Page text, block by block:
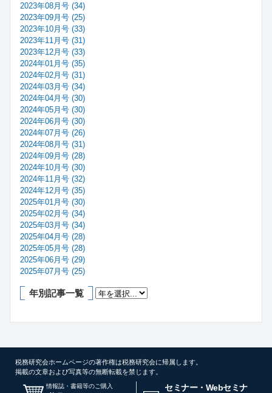
2023年08月号 (34)
2023年09月号 (25)
2023年10月号 (33)
2023年11月号 (31)
2023年12月号 (33)
2024年01月号 (35)
2024年02月号 (31)
2024年03月号 (34)
2024年04月号 (30)
2024年05月号 (30)
2024年06月号 (30)
2024年07月号 (26)
2024年08月号 (31)
2024年09月号 (28)
2024年10月号 (30)
2024年11月号 (32)
2024年12月号 (35)
2025年01月号 (30)
2025年02月号 (34)
2025年03月号 (34)
2025年04月号 (28)
2025年05月号 (28)
2025年06月号 (29)
2025年07月号 (25)
年別記事一覧
税務研究会ホームページの著作権は税務研究会に帰属します。
掲載の文章および写真等の無断転載を禁じます。
情報誌・書籍等のご購入 セミナー・Webセミナ